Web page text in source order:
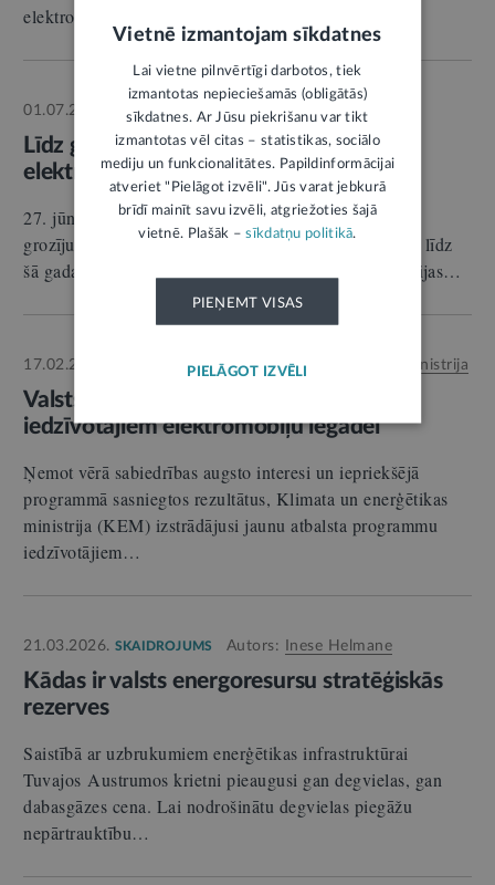
elektroenerģijas…
01.07.2026. STĀJAS SPĒKĀ Autors:LV portāls
Līdz gada beigām jāizstrādā vēja
elektrostaciju ekspluatācijas prasības
27. jūnijā stājās spēkā Elektroenerģijas tirgus likuma
grozījumi, kas paredz Ministru kabinetam pienākumu līdz
šā gada beigām ieviest vēja elektrostacijas ekspluatācijas…
17.02.2026. Autors:Klimata un enerģētikas ministrija
Valsts plāno turpināt sniegt atbalstu
iedzīvotājiem elektromobiļu iegādei
Ņemot vērā sabiedrības augsto interesi un iepriekšējā
programmā sasniegtos rezultātus, Klimata un enerģētikas
ministrija (KEM) izstrādājusi jaunu atbalsta programmu
iedzīvotājiem…
21.03.2026. SKAIDROJUMS Autors: Inese Helmane
Kādas ir valsts energoresursu stratēģiskās
rezerves
Saistībā ar uzbrukumiem enerģētikas infrastruktūrai
Tuvajos Austrumos krietni pieaugusi gan degvielas, gan
dabasgāzes cena. Lai nodrošinātu degvielas piegāžu
nepārtrauktību…
Vietnē izmantojam sīkdatnes
Lai vietne pilnvērtīgi darbotos, tiek
izmantotas nepieciešamās (obligātās)
sīkdatnes. Ar Jūsu piekrišanu var tikt
izmantotas vēl citas – statistikas, sociālo
mediju un funkcionalitātes. Papildinformācijai
atveriet "Pielāgot izvēli". Jūs varat jebkurā
brīdī mainīt savu izvēli, atgriežoties šajā
vietnē. Plašāk –sīkdatņu politikā.
PIEŅEMT VISAS
PIELĀGOT IZVĒLI